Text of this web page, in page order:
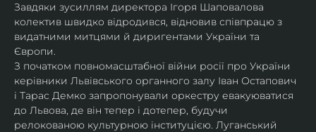
Завдяки зусиллям директора Ігоря Шаповалова
колектив швидко відродився, відновив співпрацю з
видатними митцями й диригентами України та
Європи.
З початком повномасштабної війни росії про України
керівники Львівського органного залу Іван Остапович
і Тарас Демко запропонували оркестру евакуюватися
до Львова, де він тепер і дотепер, будучи
релокованою культурною інституцією. Луганський